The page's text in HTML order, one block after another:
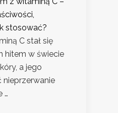
stosować?
C stał się
hitem w świecie
a jego
nieprzerwanie
…